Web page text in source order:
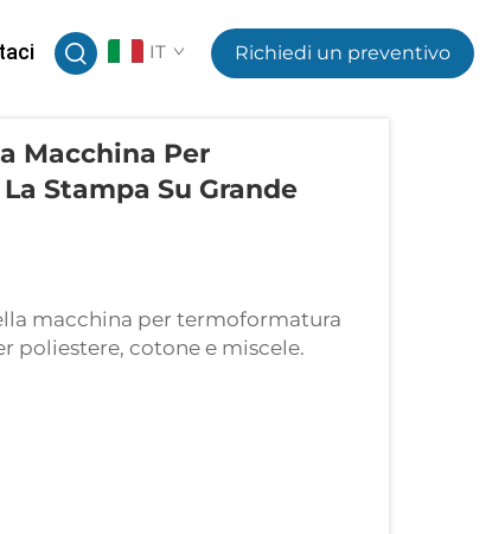
IT Richiedi un preventivo
Macchina Per
Stampa Su Grande
macchina per termoformatura
poliestere, cotone e miscele.
da 80x100 cm
per i substrati di destinazione.